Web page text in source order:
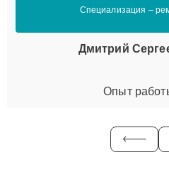
Специализация –
Дмитрий
Опыт